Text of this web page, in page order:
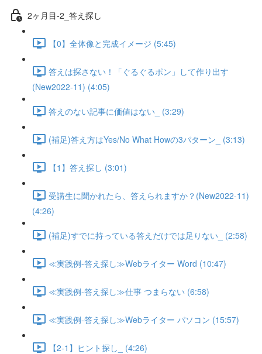
2ヶ月目-2_答え探し
【0】全体像と完成イメージ (5:45)
答えは探さない！「ぐるぐるポン」して作り出す
(New2022-11) (4:05)
答えのない記事に価値はない_ (3:29)
(補足)答え方はYes/No What Howの3パターン_ (3:13)
【1】答え探し (3:01)
受講生に聞かれたら、答えられますか？(New2022-11)
(4:26)
(補足)すでに持っている答えだけでは足りない_ (2:58)
≪実践例-答え探し≫Webライター Word (10:47)
≪実践例-答え探し≫仕事 つまらない (6:58)
≪実践例-答え探し≫Webライター パソコン (15:57)
【2-1】ヒント探し_ (4:26)